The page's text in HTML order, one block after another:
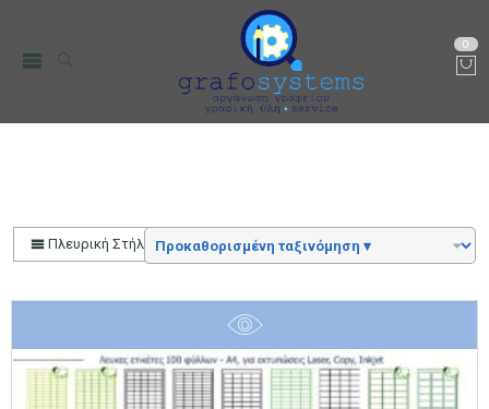
0
Πλευρική Στήλη